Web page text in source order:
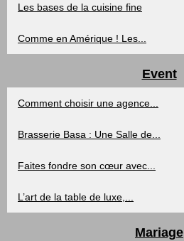
Les bases de la cuisine fine
Comme en Amérique ! Les...
Event
Comment choisir une agence...
Brasserie Basa : Une Salle de...
Faites fondre son cœur avec...
L’art de la table de luxe,...
Mariage